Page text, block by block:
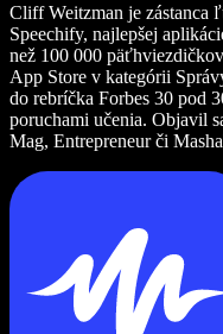
Cliff Weitzman je zástanca
Speechify, najlepšej
než 100 000
App Store v kategórii
do rebríčka Forbes 30 pod
poruchami učenia. Objavil
Mag, Entrepreneur či